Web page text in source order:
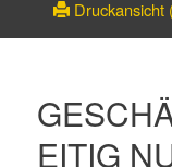
Druckansicht
EITIG